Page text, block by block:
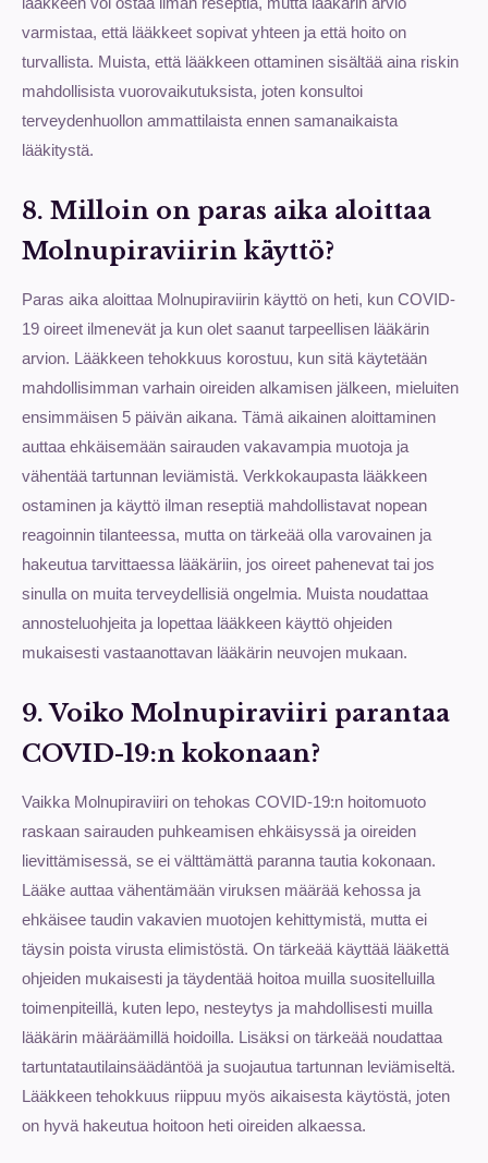
varmistaa, että lääkkeet sopivat yhteen ja että hoito on
turvallista. Muista, että lääkkeen ottaminen sisältää aina riskin
mahdollisista vuorovaikutuksista, joten konsultoi
terveydenhuollon ammattilaista ennen samanaikaista
lääkitystä.
8. Milloin on paras aika aloittaa
Molnupiraviirin käyttö?
Paras aika aloittaa Molnupiraviirin käyttö on heti, kun COVID-
19 oireet ilmenevät ja kun olet saanut tarpeellisen lääkärin
arvion. Lääkkeen tehokkuus korostuu, kun sitä käytetään
mahdollisimman varhain oireiden alkamisen jälkeen, mieluiten
ensimmäisen 5 päivän aikana. Tämä aikainen aloittaminen
auttaa ehkäisemään sairauden vakavampia muotoja ja
vähentää tartunnan leviämistä. Verkkokaupasta lääkkeen
ostaminen ja käyttö ilman reseptiä mahdollistavat nopean
reagoinnin tilanteessa, mutta on tärkeää olla varovainen ja
hakeutua tarvittaessa lääkäriin, jos oireet pahenevat tai jos
sinulla on muita terveydellisiä ongelmia. Muista noudattaa
annosteluohjeita ja lopettaa lääkkeen käyttö ohjeiden
mukaisesti vastaanottavan lääkärin neuvojen mukaan.
9. Voiko Molnupiraviiri parantaa
COVID-19:n kokonaan?
Vaikka Molnupiraviiri on tehokas COVID-19:n hoitomuoto
raskaan sairauden puhkeamisen ehkäisyssä ja oireiden
lievittämisessä, se ei välttämättä paranna tautia kokonaan.
Lääke auttaa vähentämään viruksen määrää kehossa ja
ehkäisee taudin vakavien muotojen kehittymistä, mutta ei
täysin poista virusta elimistöstä. On tärkeää käyttää lääkettä
ohjeiden mukaisesti ja täydentää hoitoa muilla suositelluilla
toimenpiteillä, kuten lepo, nesteytys ja mahdollisesti muilla
lääkärin määräämillä hoidoilla. Lisäksi on tärkeää noudattaa
tartuntatautilainsäädäntöä ja suojautua tartunnan leviämiseltä.
Lääkkeen tehokkuus riippuu myös aikaisesta käytöstä, joten
on hyvä hakeutua hoitoon heti oireiden alkaessa.